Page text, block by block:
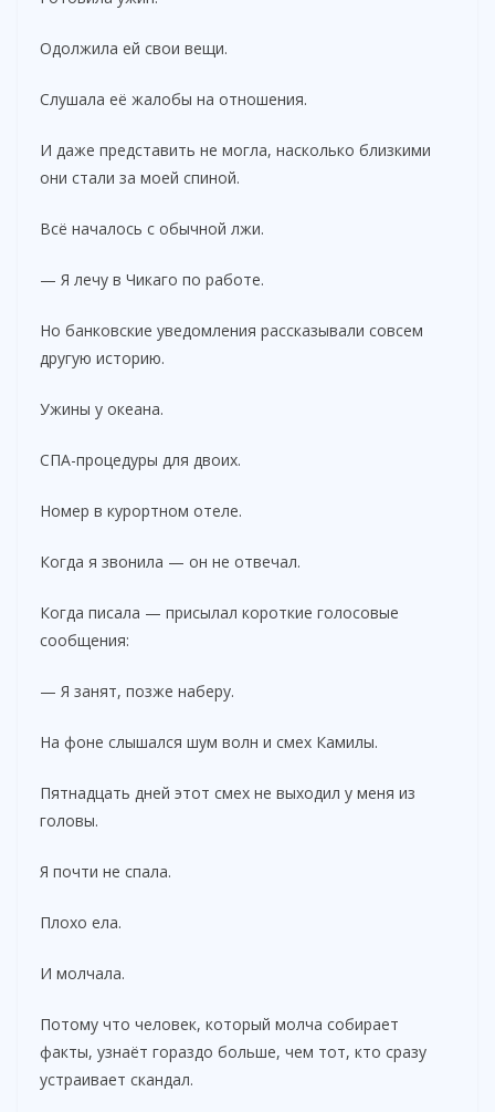
Одолжила ей свои вещи.
Слушала её жалобы на отношения.
И даже представить не могла, насколько близкими
они стали за моей спиной.
Всё началось с обычной лжи.
— Я лечу в Чикаго по работе.
Но банковские уведомления рассказывали совсем
другую историю.
Ужины у океана.
СПА-процедуры для двоих.
Номер в курортном отеле.
Когда я звонила — он не отвечал.
Когда писала — присылал короткие голосовые
сообщения:
— Я занят, позже наберу.
На фоне слышался шум волн и смех Камилы.
Пятнадцать дней этот смех не выходил у меня из
головы.
Я почти не спала.
Плохо ела.
И молчала.
Потому что человек, который молча собирает
факты, узнаёт гораздо больше, чем тот, кто сразу
устраивает скандал.